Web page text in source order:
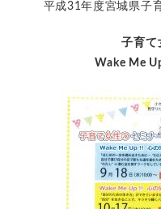
平成31年度宮城県子
子育て
Wake Me